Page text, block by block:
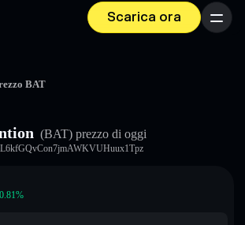
Scarica ora Menu
BAT
(BAT) prezzo di oggi
0.81%